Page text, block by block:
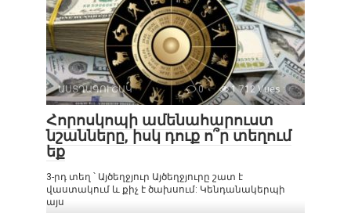
ԱՍՏՂԱԳՈՒՇԱԿ 0 1 712 Vues :
Հորոսկոպի ամենահարուստ
նշանները, իսկ դուք ո՞ր տեղում
եք
3-րդ տեղ ՝ Այծեղջյուր Այծեղջյուրը շատ է
վաստակում և քիչ է ծախսում: Կենդանակերպի
այս